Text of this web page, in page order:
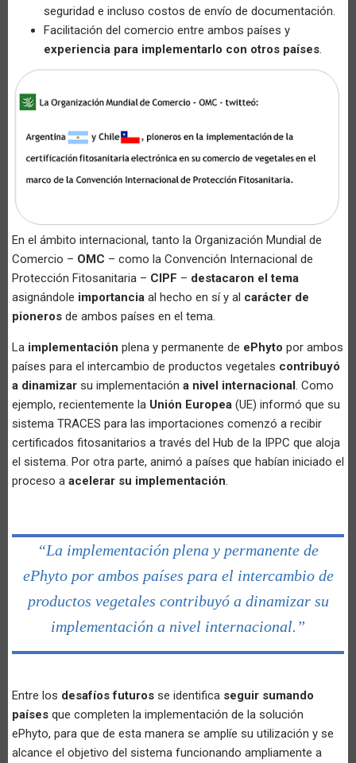
seguridad e incluso costos de envío de documentación.
Facilitación del comercio entre ambos países y
experiencia para implementarlo con otros países.
En el ámbito internacional, tanto la Organización Mundial de
Comercio – OMC – como la Convención Internacional de
Protección Fitosanitaria – CIPF – destacaron el tema
asignándole importancia al hecho en sí y al carácter de
pioneros de ambos países en el tema.
La implementación plena y permanente de ePhyto por ambos
países para el intercambio de productos vegetales contribuyó
a dinamizar su implementación a nivel internacional. Como
ejemplo, recientemente la Unión Europea (UE) informó que su
sistema TRACES para las importaciones comenzó a recibir
certificados fitosanitarios a través del Hub de la IPPC que aloja
el sistema. Por otra parte, animó a países que habían iniciado el
proceso a acelerar su implementación.
“La implementación plena y permanente de
ePhyto por ambos países para el intercambio de
productos vegetales contribuyó a dinamizar su
implementación a nivel internacional.”
Entre los desafíos futuros se identifica seguir sumando
países que completen la implementación de la solución
ePhyto, para que de esta manera se amplíe su utilización y se
alcance el objetivo del sistema funcionando ampliamente a